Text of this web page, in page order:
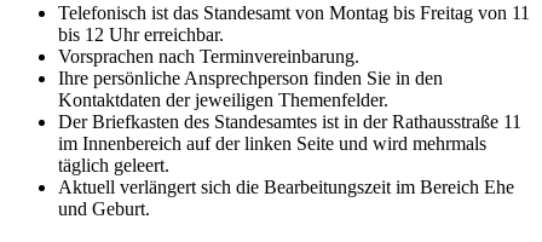
Telefonisch ist das Standesamt von Montag bis Freitag von 11
bis 12 Uhr erreichbar.
Vorsprachen nach Terminvereinbarung.
Ihre persönliche Ansprechperson finden Sie in den
Kontaktdaten der jeweiligen Themenfelder.
Der Briefkasten des Standesamtes ist in der Rathausstraße 11
im Innenbereich auf der linken Seite und wird mehrmals
täglich geleert.
Aktuell verlängert sich die Bearbeitungszeit im Bereich Ehe
und Geburt.